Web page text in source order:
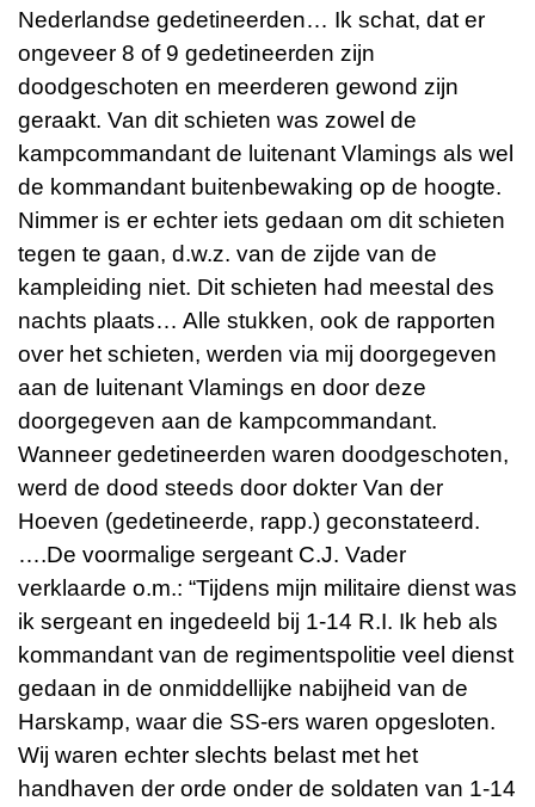
Nederlandse gedetineerden… Ik schat, dat er
ongeveer 8 of 9 gedetineerden zijn
doodgeschoten en meerderen gewond zijn
geraakt. Van dit schieten was zowel de
kampcommandant de luitenant Vlamings als wel
de kommandant buitenbewaking op de hoogte.
Nimmer is er echter iets gedaan om dit schieten
tegen te gaan, d.w.z. van de zijde van de
kampleiding niet. Dit schieten had meestal des
nachts plaats… Alle stukken, ook de rapporten
over het schieten, werden via mij doorgegeven
aan de luitenant Vlamings en door deze
doorgegeven aan de kampcommandant.
Wanneer gedetineerden waren doodgeschoten,
werd de dood steeds door dokter Van der
Hoeven (gedetineerde, rapp.) geconstateerd.
….De voormalige sergeant C.J. Vader
verklaarde o.m.: “Tijdens mijn militaire dienst was
ik sergeant en ingedeeld bij 1-14 R.I. Ik heb als
kommandant van de regimentspolitie veel dienst
gedaan in de onmiddellijke nabijheid van de
Harskamp, waar die SS-ers waren opgesloten.
Wij waren echter slechts belast met het
handhaven der orde onder de soldaten van 1-14